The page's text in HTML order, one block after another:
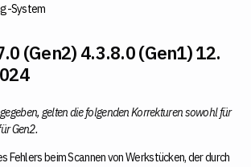
System
(Gen2) 4.3.8.0 (Gen1) 12.
gelten die folgenden Korrekturen sowohl für
Gen2.
Fehlers beim Scannen von Werkstücken, der durch